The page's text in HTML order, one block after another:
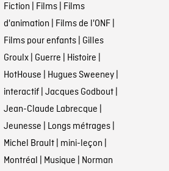
Fiction | Films| Films
d'animation | Films de l'ONF|
Films pour enfants| Gilles
Groulx| Guerre | Histoire |
HotHouse | Hugues Sweeney|
interactif| Jacques Godbout|
Jean-Claude Labrecque |
Jeunesse | Longs métrages|
Michel Brault| mini-leçon |
Montréal | Musique | Norman